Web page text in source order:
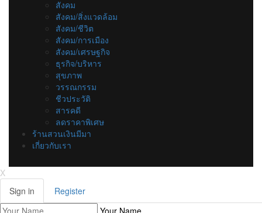
สังคม
สังคม/สิ่งแวดล้อม
สังคม/ชีวิต
สังคม/การเมือง
สังคม/เศรษฐกิจ
ธุรกิจ/บริหาร
สุขภาพ
วรรณกรรม
ชีวประวัติ
สารคดี
ลดราคาพิเศษ
ร้านสวนเงินมีมา
เกี่ยวกับเรา
X
Sign in
Register